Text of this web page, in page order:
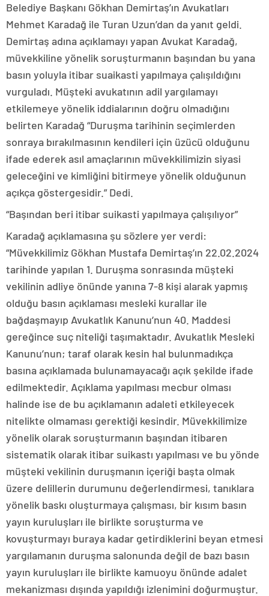
Belediye Başkanı Gökhan Demirtaş’ın Avukatları
Mehmet Karadağ ile Turan Uzun’dan da yanıt geldi.
Demirtaş adına açıklamayı yapan Avukat Karadağ,
müvekkiline yönelik soruşturmanın başından bu yana
basın yoluyla itibar suaikasti yapılmaya çalışıldığını
vurguladı. Müşteki avukatının adil yargılamayı
etkilemeye yönelik iddialarının doğru olmadığını
belirten Karadağ “Duruşma tarihinin seçimlerden
sonraya bırakılmasının kendileri için üzücü olduğunu
ifade ederek asıl amaçlarının müvekkilimizin siyasi
geleceğini ve kimliğini bitirmeye yönelik olduğunun
açıkça göstergesidir.” Dedi.
“Başından beri itibar suikasti yapılmaya çalışılıyor”
Karadağ açıklamasına şu sözlere yer verdi:
“Müvekkilimiz Gökhan Mustafa Demirtaş’ın 22.02.2024
tarihinde yapılan 1. Duruşma sonrasında müşteki
vekilinin adliye önünde yanına 7-8 kişi alarak yapmış
olduğu basın açıklaması mesleki kurallar ile
bağdaşmayıp Avukatlık Kanunu’nun 40. Maddesi
gereğince suç niteliği taşımaktadır. Avukatlık Mesleki
Kanunu’nun; taraf olarak kesin hal bulunmadıkça
basına açıklamada bulunamayacağı açık şekilde ifade
edilmektedir. Açıklama yapılması mecbur olması
halinde ise de bu açıklamanın adaleti etkileyecek
nitelikte olmaması gerektiği kesindir. Müvekkilimize
yönelik olarak soruşturmanın başından itibaren
sistematik olarak itibar suikastı yapılması ve bu yönde
müşteki vekilinin duruşmanın içeriği başta olmak
üzere delillerin durumunu değerlendirmesi, tanıklara
yönelik baskı oluşturmaya çalışması, bir kısım basın
yayın kuruluşları ile birlikte soruşturma ve
kovuşturmayı buraya kadar getirdiklerini beyan etmesi
yargılamanın duruşma salonunda değil de bazı basın
yayın kuruluşları ile birlikte kamuoyu önünde adalet
mekanizması dışında yapıldığı izlenimini doğurmuştur.